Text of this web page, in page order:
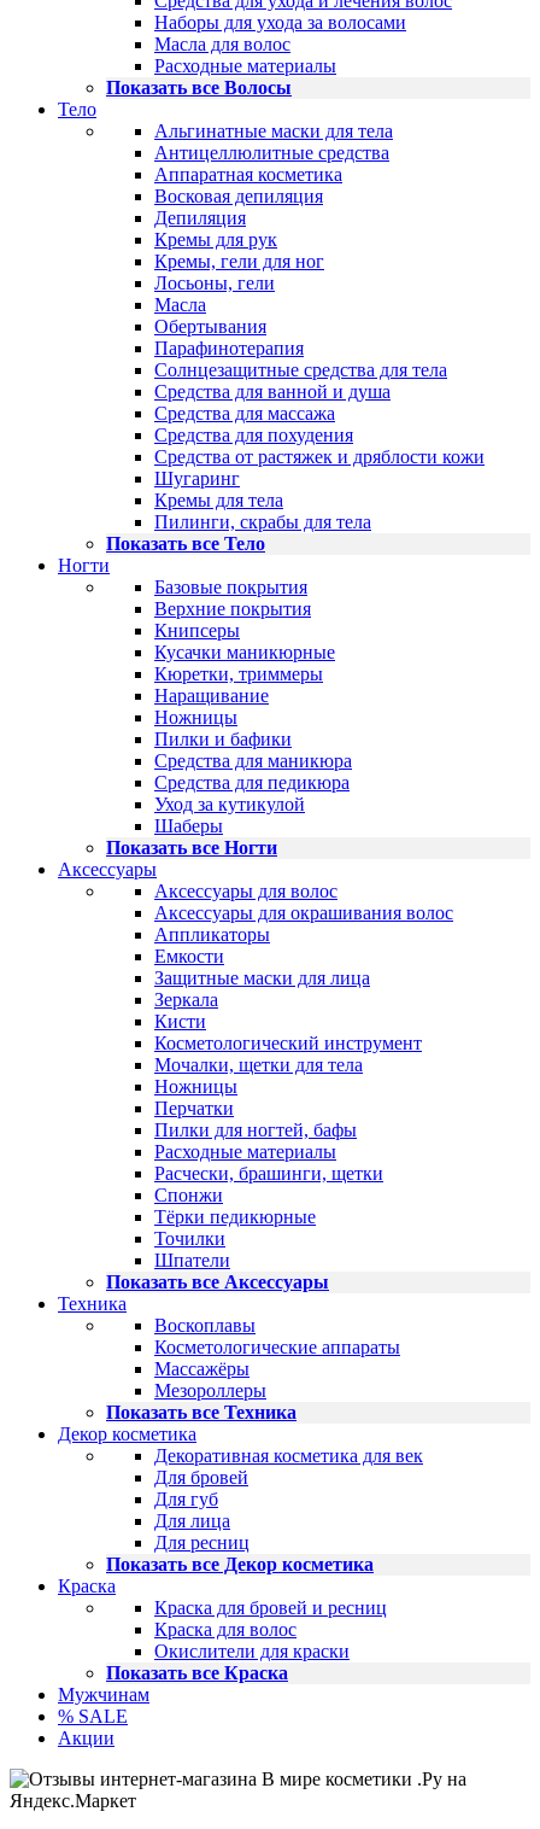
Наборы для ухода за волосами
Масла для волос
Расходные материалы
Показать все Волосы
Тело
Альгинатные маски для тела
Антицеллюлитные средства
Аппаратная косметика
Восковая депиляция
Депиляция
Кремы для рук
Кремы, гели для ног
Лосьоны, гели
Масла
Обертывания
Парафинотерапия
Солнцезащитные средства для тела
Средства для ванной и душа
Средства для массажа
Средства для похудения
Средства от растяжек и дряблости кожи
Шугаринг
Кремы для тела
Пилинги, скрабы для тела
Показать все Тело
Ногти
Базовые покрытия
Верхние покрытия
Книпсеры
Кусачки маникюрные
Кюретки, триммеры
Наращивание
Ножницы
Пилки и бафики
Средства для маникюра
Средства для педикюра
Уход за кутикулой
Шаберы
Показать все Ногти
Аксессуары
Аксессуары для волос
Аксессуары для окрашивания волос
Аппликаторы
Емкости
Защитные маски для лица
Зеркала
Кисти
Косметологический инструмент
Мочалки, щетки для тела
Ножницы
Перчатки
Пилки для ногтей, бафы
Расходные материалы
Расчески, брашинги, щетки
Спонжи
Тёрки педикюрные
Точилки
Шпатели
Показать все Аксессуары
Техника
Воскоплавы
Косметологические аппараты
Массажёры
Мезороллеры
Показать все Техника
Декор косметика
Декоративная косметика для век
Для бровей
Для губ
Для лица
Для ресниц
Показать все Декор косметика
Краска
Краска для бровей и ресниц
Краска для волос
Окислители для краски
Показать все Краска
Мужчинам
% SALE
Акции